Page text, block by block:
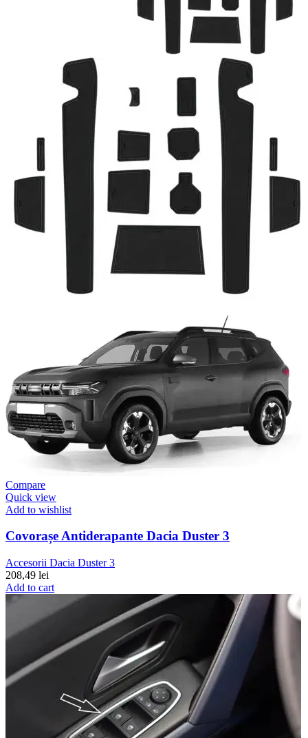
Compare
Quick view
Add to wishlist
Covorașe Antiderapante Dacia Duster 3
Accesorii Dacia Duster 3
208,49 lei
Add to cart